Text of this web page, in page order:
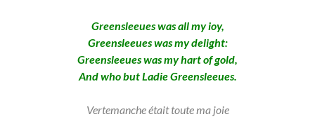
Greensleeues was all my ioy,
Greensleeues was my delight:
Greensleeues was my hart of gold,
And who but Ladie Greensleeues.
Vertemanche était toute ma joie